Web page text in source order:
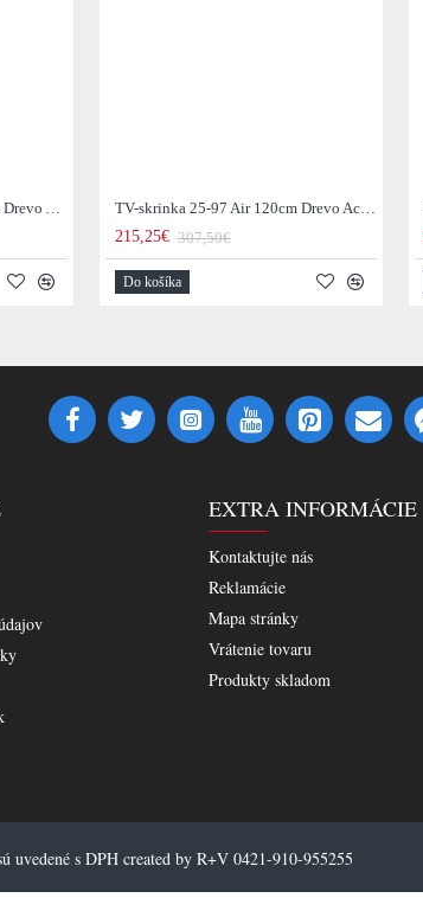
TV-skrinka 23-66 Lean 140cm Drevo Acacia
TV-skrinka 25-97 Air 120cm Drevo Acacia
215,25€ 307,50€
Do košíka
EXTRA INFORMÁCIE
Kontaktujte nás
Reklamácie
Mapa stránky
Vrátenie tovaru
Produkty skladom
s DPH created by R+V 0421-910-955255